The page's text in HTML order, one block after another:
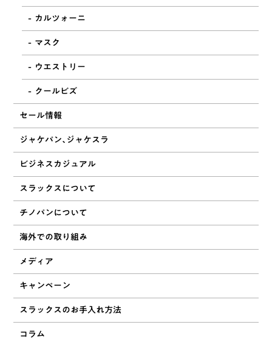
カルツォーニ
マスク
ウエストリー
クールビズ
セール情報
ジャケパン、ジャケスラ
ビジネスカジュアル
スラックスについて
チノパンについて
海外での取り組み
メディア
キャンペーン
スラックスのお手入れ方法
コラム